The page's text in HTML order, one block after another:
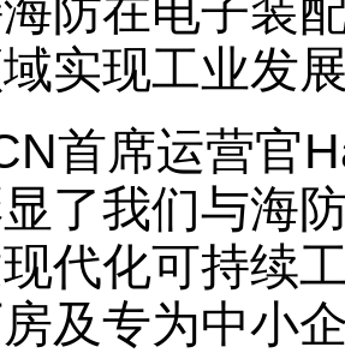
防在电子装
实现工业发
首席运营官
了我们与海
代化可持续
及专为中小